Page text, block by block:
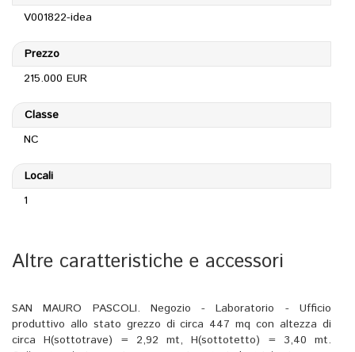
V001822-idea
Prezzo
215.000 EUR
Classe
NC
Locali
1
Altre caratteristiche e accessori
SAN MAURO PASCOLI. Negozio - Laboratorio - Ufficio
produttivo allo stato grezzo di circa 447 mq con altezza di
circa H(sottotrave) = 2,92 mt, H(sottotetto) = 3,40 mt.